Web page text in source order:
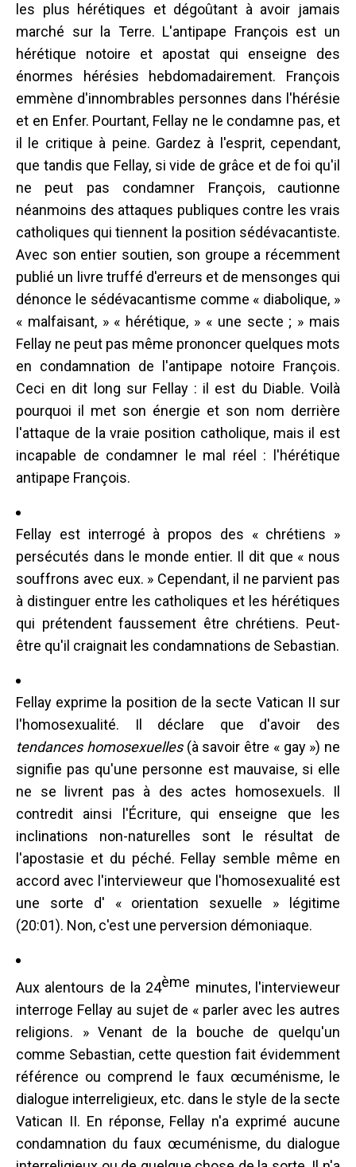
les plus hérétiques et dégoûtant à avoir jamais
marché sur la Terre. L'antipape François est un
hérétique notoire et apostat qui enseigne des
énormes hérésies hebdomadairement. François
emmène d'innombrables personnes dans l'hérésie
et en Enfer. Pourtant, Fellay ne le condamne pas, et
il le critique à peine. Gardez à l'esprit, cependant,
que tandis que Fellay, si vide de grâce et de foi qu'il
ne peut pas condamner François, cautionne
néanmoins des attaques publiques contre les vrais
catholiques qui tiennent la position sédévacantiste.
Avec son entier soutien, son groupe a récemment
publié un livre truffé d'erreurs et de mensonges qui
dénonce le sédévacantisme comme « diabolique, »
« malfaisant, » « hérétique, » « une secte ; » mais
Fellay ne peut pas même prononcer quelques mots
en condamnation de l'antipape notoire François.
Ceci en dit long sur Fellay : il est du Diable. Voilà
pourquoi il met son énergie et son nom derrière
l'attaque de la vraie position catholique, mais il est
incapable de condamner le mal réel : l'hérétique
antipape François.
Fellay est interrogé à propos des « chrétiens »
persécutés dans le monde entier. Il dit que « nous
souffrons avec eux. » Cependant, il ne parvient pas
à distinguer entre les catholiques et les hérétiques
qui prétendent faussement être chrétiens. Peut-
être qu'il craignait les condamnations de Sebastian.
Fellay exprime la position de la secte Vatican II sur
l'homosexualité. Il déclare que d'avoir des
tendances homosexuelles(à savoir être « gay ») ne
signifie pas qu'une personne est mauvaise, si elle
ne se livrent pas à des actes homosexuels. Il
contredit ainsi l'Écriture, qui enseigne que les
inclinations non-naturelles sont le résultat de
l'apostasie et du péché. Fellay semble même en
accord avec l'intervieweur que l'homosexualité est
une sorte d' « orientation sexuelle » légitime
(20:01). Non, c'est une perversion démoniaque.
Aux alentours de la 24ème minutes, l'intervieweur
interroge Fellay au sujet de « parler avec les autres
religions. » Venant de la bouche de quelqu'un
comme Sebastian, cette question fait évidemment
référence ou comprend le faux œcuménisme, le
dialogue interreligieux, etc. dans le style de la secte
Vatican II. En réponse, Fellay n'a exprimé aucune
condamnation du faux œcuménisme, du dialogue